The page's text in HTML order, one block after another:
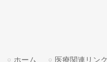
ホーム 医療関連リンク